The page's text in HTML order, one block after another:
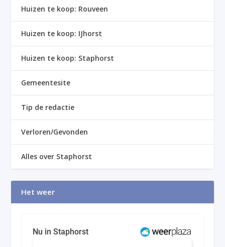
Huizen te koop: Rouveen
Huizen te koop: IJhorst
Huizen te koop: Staphorst
Gemeentesite
Tip de redactie
Verloren/Gevonden
Alles over Staphorst
Het weer